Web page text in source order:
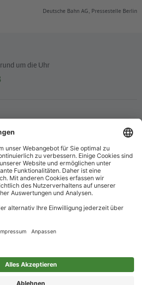
Deutsche Bahn AG, Pressestelle Berlin
um die Uhr
und Hilfestellungen für unterwegs
Beratung